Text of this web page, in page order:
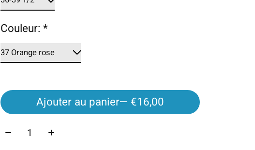
Couleur:*
Ajouter au panier
— €16,00
Quantité: